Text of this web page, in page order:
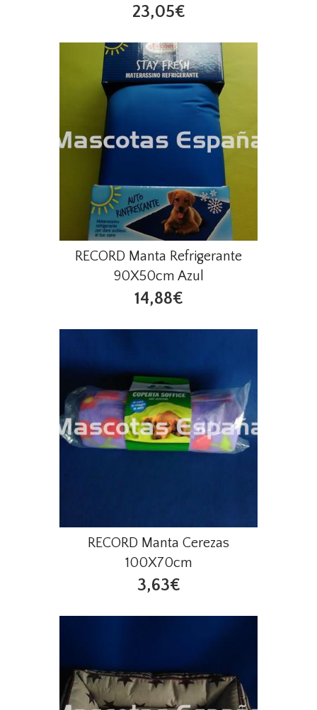
23,05€
RECORD Manta Refrigerante
90X50cm Azul
14,88€
RECORD Manta Cerezas
100X70cm
3,63€